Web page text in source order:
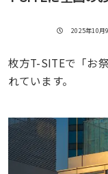
投稿日
2025年10月
枚方T-SITEで「お
れています。